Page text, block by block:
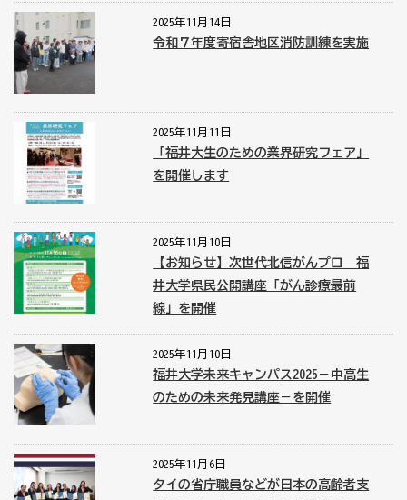
2025年11月14日
令和７年度寄宿舎地区消防訓練を実施
2025年11月11日
「福井大生のための業界研究フェア」
を開催します
2025年11月10日
【お知らせ】次世代北信がんプロ 福
井大学県民公開講座「がん診療最前
線」を開催
2025年11月10日
福井大学未来キャンパス2025－中高生
のための未来発見講座－を開催
2025年11月6日
タイの省庁職員などが日本の高齢者支